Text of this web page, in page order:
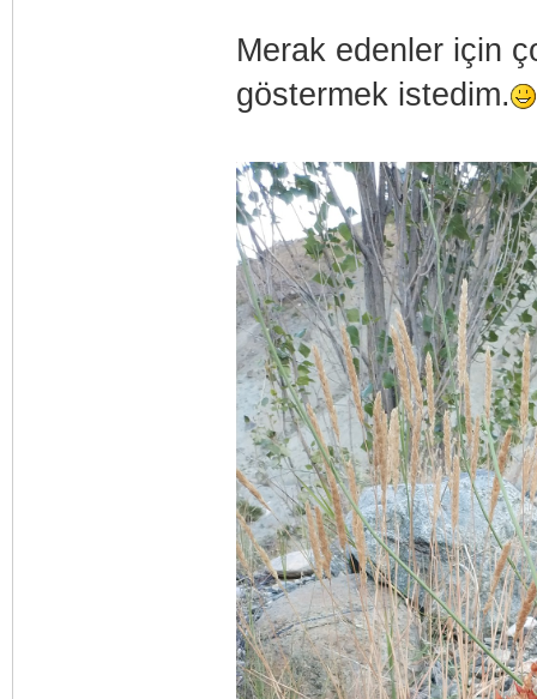
Merak edenler için
göstermek istedim.